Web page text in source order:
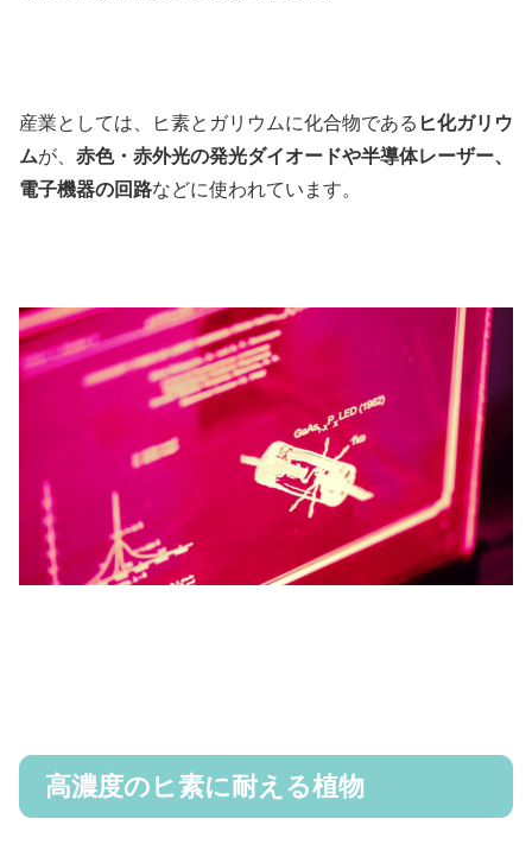
産業としては、ヒ素とガリウムに化合物である ヒ化ガリウ
ムが、 赤色・赤外光の発光ダイオードや半導体レーザー、
電子機器の回路などに使われています。
高濃度のヒ素に耐える植物